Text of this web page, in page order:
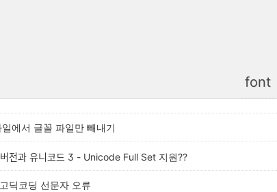
font
에서 글꼴 파일만 빼내기
버전과 유니코드 3 - Unicode Full Set 지원??
딕코딩 선문자 오류